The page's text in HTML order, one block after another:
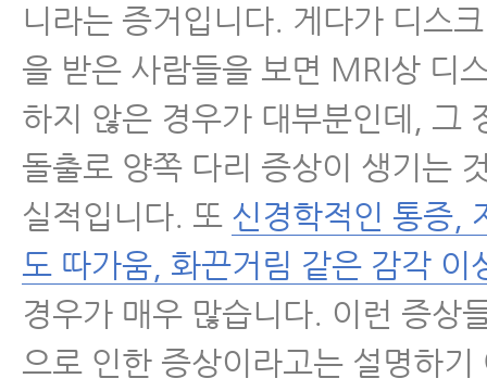
니라는 증거입니다. 게다가 디스
을 받은 사람들을 보면 MRI상 디
하지 않은 경우가 대부분인데, 그
돌출로 양쪽 다리 증상이 생기는
실적입니다. 또 신경학적인 통증,
도 따가움, 화끈거림 같은 감각 이
경우가 매우 많습니다. 이런 증상
으로 인한 증상이라고는 설명하기